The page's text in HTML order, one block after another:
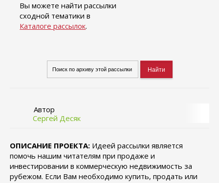
Вы можете найти рассылки
сходной тематики в
Каталоге рассылок.
Автор
Сергей Десяк
ОПИСАНИЕ ПРОЕКТА: Идеей рассылки является
помочь нашим читателям при продаже и
инвестировании в коммерческую недвижимость за
рубежом. Если Вам необходимо купить, продать или